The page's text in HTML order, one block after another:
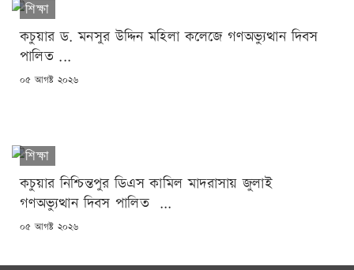
শিক্ষা
কচুয়ার ড. মনসুর উদ্দিন মহিলা কলেজে গণঅভ্যুত্থান দিবস
পালিত ...
POSTED
০৫ আগষ্ট ২০২৬
শিক্ষা
কচুয়ার নিশ্চিন্তপুর ডিএস কামিল মাদরাসায় জুলাই
গণঅভ্যুত্থান দিবস পালিত ...
POSTED
০৫ আগষ্ট ২০২৬